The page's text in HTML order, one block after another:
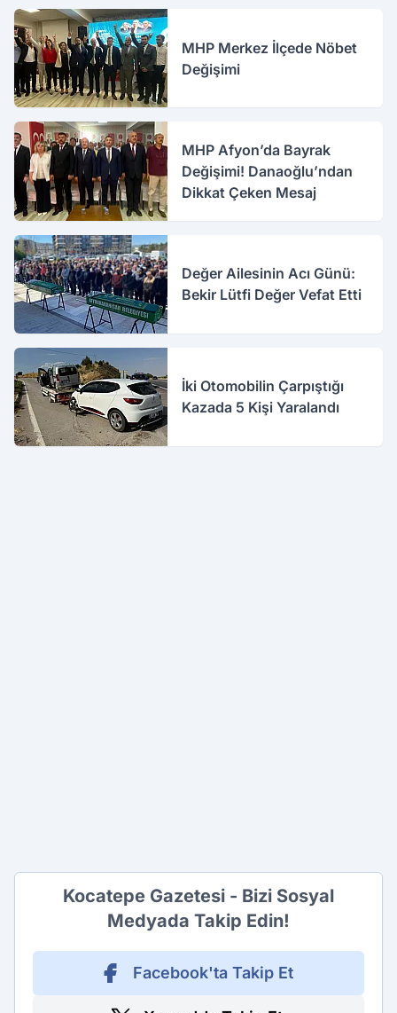
MHP Merkez İlçede Nöbet
Değişimi
MHP Afyon’da Bayrak
Değişimi! Danaoğlu’ndan
Dikkat Çeken Mesaj
Değer Ailesinin Acı Günü:
Bekir Lütfi Değer Vefat Etti
İki Otomobilin Çarpıştığı
Kazada 5 Kişi Yaralandı
Kocatepe Gazetesi - Bizi Sosyal
Medyada Takip Edin!
Facebook'ta Takip Et